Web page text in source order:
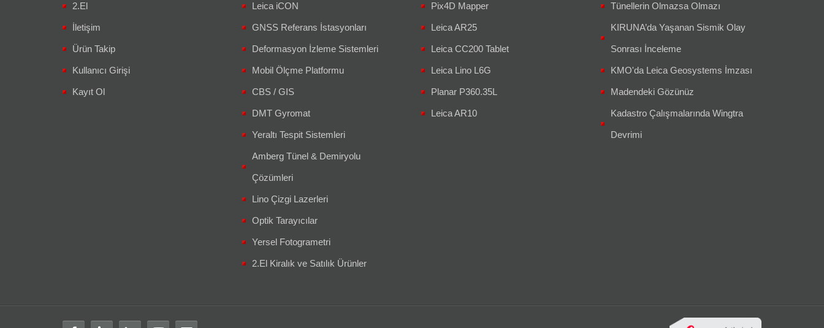
2.El
İletişim
Ürün Takip
Kullanıcı Girişi
Kayıt Ol
Leica iCON
GNSS Referans İstasyonları
Deformasyon İzleme Sistemleri
Mobil Ölçme Platformu
CBS / GIS
DMT Gyromat
Yeraltı Tespit Sistemleri
Amberg Tünel & Demiryolu
Çözümleri
Lino Çizgi Lazerleri
Optik Tarayıcılar
Yersel Fotogrametri
2.El Kiralık ve Satılık Ürünler
Pix4D Mapper
Leica AR25
Leica CC200 Tablet
Leica Lino L6G
Planar P360.35L
Leica AR10
Tünellerin Olmazsa Olmazı
KIRUNA’da Yaşanan Sismik Olay
Sonrası İnceleme
KMO'da Leica Geosystems İmzası
Madendeki Gözünüz
Kadastro Çalışmalarında Wingtra
Devrimi